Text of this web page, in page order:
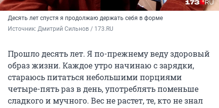
Десять лет спустя я продолжаю держать себя в форме
Источник: Дмитрий Сильнов / 173.RU
Прошло десять лет. Я по-прежнему веду здоровый
образ жизни. Каждое утро начинаю с зарядки,
стараюсь питаться небольшими порциями
четыре-пять раз в день, употреблять поменьше
сладкого и мучного. Вес не растет, те, кто не знал